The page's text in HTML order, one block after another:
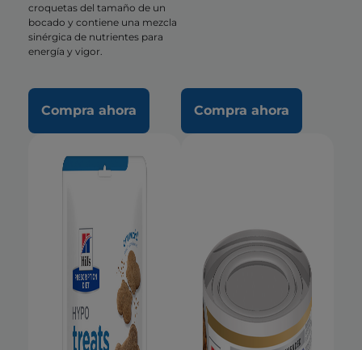
croquetas del tamaño de un
bocado y contiene una mezcla
sinérgica de nutrientes para
energía y vigor.
Compra ahora Compra ahora